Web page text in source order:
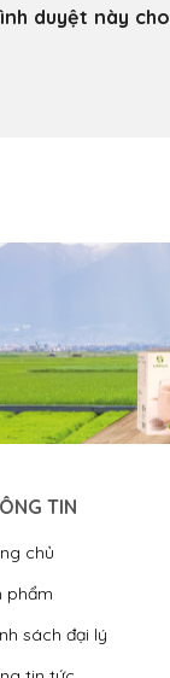
duyệt này
TIN
chủ
phẩm
sách đại lý